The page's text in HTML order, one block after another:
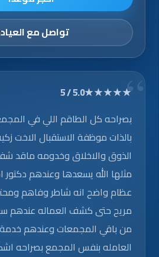
تواصل مع
★★★★★
5.0 / 5
بصراحه كل الطاقم اللي في
بالذات موظفة الاستقبال الاخت
الذوق والاخلاق وخدومه ماقد
مثلها الله يسعدها وعندهم دكتور
عظام واضح انه شاطر وفاهم
مريح حتى كشف العماله عندهم
من باقي المجمعات وعندهم
العامله بنفس المجمع بصراحه